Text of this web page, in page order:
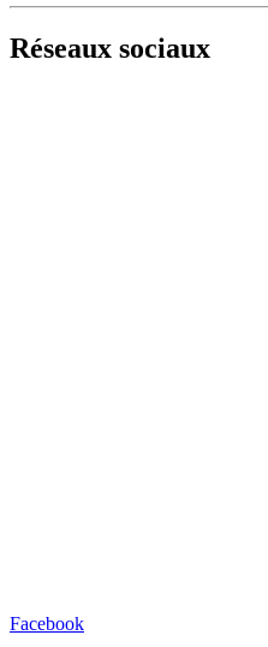
Réseaux sociaux
Facebook